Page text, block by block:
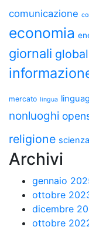
comunicazione
economia
giornali
mercato lingua
nonluoghi
religione scienza
Archivi
gennaio
ottobre
dicembre
ottobre